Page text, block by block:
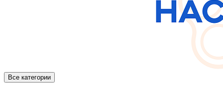
Все категории